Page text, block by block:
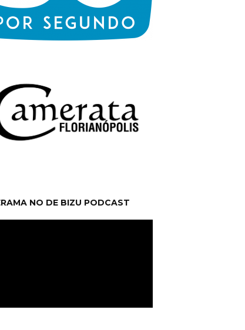
NO DE BIZU PODCAST